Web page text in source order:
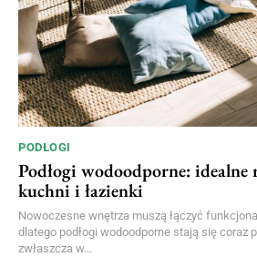
PODŁOGI
Podłogi wodoodporne: idealne
kuchni i łazienki
Nowoczesne wnętrza muszą łączyć
dlatego podłogi wodoodporne stają się coraz
zwłaszcza w...